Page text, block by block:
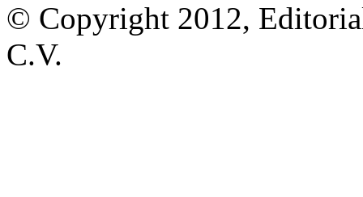
© Copyright 2012,
C.V.